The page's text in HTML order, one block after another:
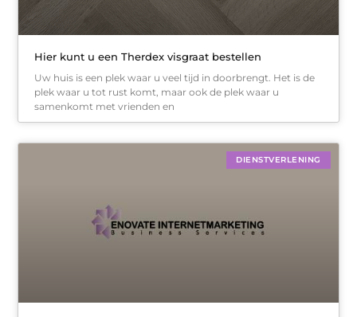
Hier kunt u een Therdex visgraat bestellen
Uw huis is een plek waar u veel tijd in doorbrengt. Het is de
plek waar u tot rust komt, maar ook de plek waar u
samenkomt met vrienden en
DIENSTVERLENING